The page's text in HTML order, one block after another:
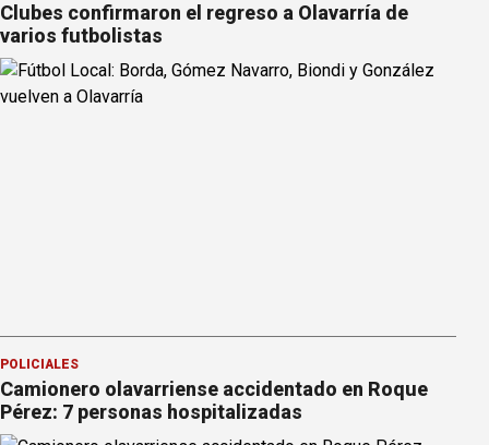
Clubes confirmaron el regreso a Olavarría de
varios futbolistas
POLICIALES
Camionero olavarriense accidentado en Roque
Pérez: 7 personas hospitalizadas